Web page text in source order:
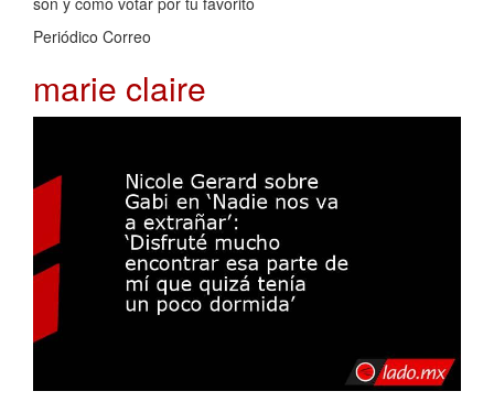
Periódico Correo
marie claire